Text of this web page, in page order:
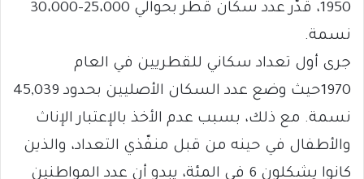
1950، قُدّر عدد سكان قطر بحوالي 25،000-30،000
نسمة.
جرى أول تعداد سكاني للقطريين في العام
1970حيث وضع عدد السكان الأصليين بحدود 45,039
نسمة. مع ذلك، بسبب عدم الأخذ بالإعتبار الإناث
والأطفال في حينه من قبل منفّذي التعداد، والذين
كانوا يشكلون 6 في المئة، يبدو أن عدد المواطنين